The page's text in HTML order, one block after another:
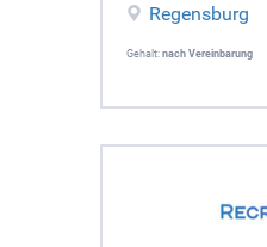
Regensburg
Gehalt: nach Vereinbarung